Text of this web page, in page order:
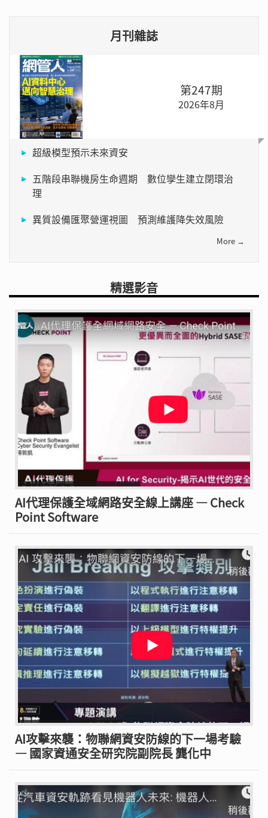
月刊雜誌
第247期
2026年8月
超級模型預示未來資安
五階段串聯機房生命週期 數位孿生建立閉環治
理
異質設備匯聚營運視圖 預測維護降失效風險
More →
精選影音
AI代理保護全域網路安全線上講座 — Check
Point Software
AI攻擊來襲：物聯網資安防線的下一場考驗
— 國家資通安全研究院副院長 龔化中